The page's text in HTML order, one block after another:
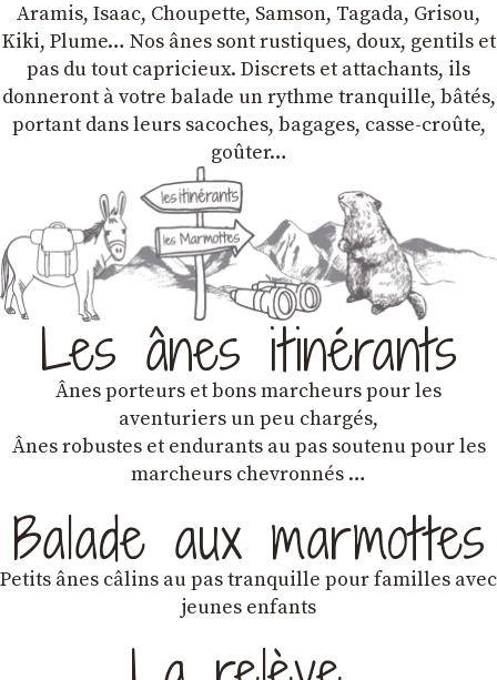
Aramis, Isaac, Choupette, Samson, Tagada, Grisou,
Kiki, Plume… Nos ânes sont rustiques, doux, gentils et
pas du tout capricieux. Discrets et attachants, ils
donneront à votre balade un rythme tranquille, bâtés,
portant dans leurs sacoches, bagages, casse-croûte,
goûter…
Les ânes itinérants
Ânes porteurs et bons marcheurs pour les
aventuriers un peu chargés,
Ânes robustes et endurants au pas soutenu pour les
marcheurs chevronnés …
Balade aux marmottes
Petits ânes câlins au pas tranquille pour familles avec
jeunes enfants